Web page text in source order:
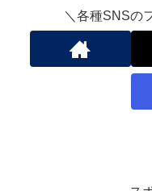
＼各種SNSの